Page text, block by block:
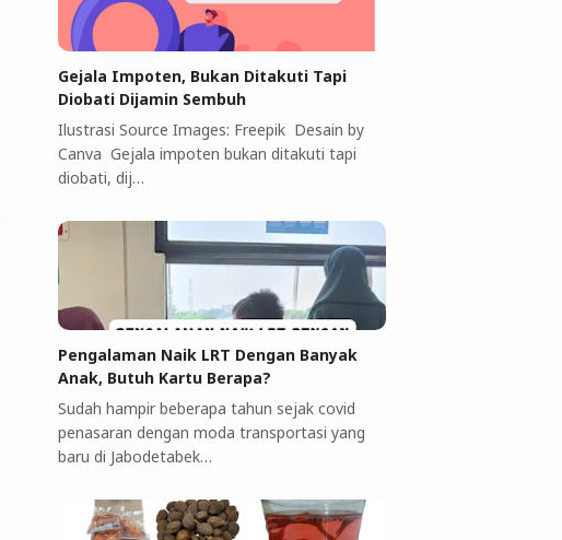
Gejala Impoten, Bukan Ditakuti Tapi
Diobati Dijamin Sembuh
Ilustrasi Source Images: Freepik Desain by
Canva Gejala impoten bukan ditakuti tapi
diobati, dij…
Pengalaman Naik LRT Dengan Banyak
Anak, Butuh Kartu Berapa?
Sudah hampir beberapa tahun sejak covid
penasaran dengan moda transportasi yang
baru di Jabodetabek…